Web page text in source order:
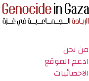
من نحن
ادعم الموقع
الاحصائيات